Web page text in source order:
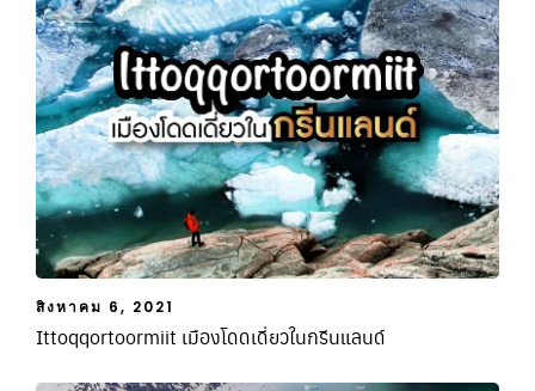
สิงหาคม 6, 2021
Ittoqqortoormiit เมืองโดดเดี่ยวในกรีนแลนด์